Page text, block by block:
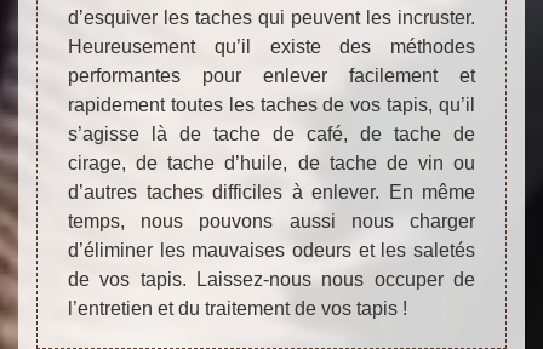
d’esquiver les taches qui peuvent les incruster.
Heureusement qu’il existe des méthodes
performantes pour enlever facilement et
rapidement toutes les taches de vos tapis, qu’il
s’agisse là de tache de café, de tache de
cirage, de tache d’huile, de tache de vin ou
d’autres taches difficiles à enlever. En même
temps, nous pouvons aussi nous charger
d’éliminer les mauvaises odeurs et les saletés
de vos tapis. Laissez-nous nous occuper de
l’entretien et du traitement de vos tapis !